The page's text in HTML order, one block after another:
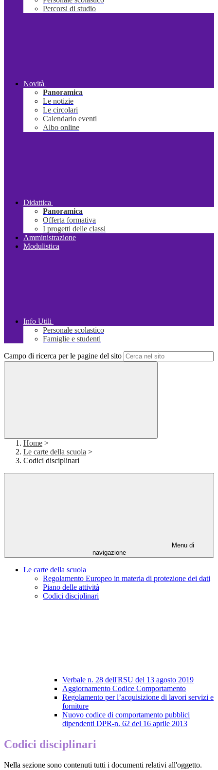
Percorsi di studio
Novità
Panoramica
Le notizie
Le circolari
Calendario eventi
Albo online
Didattica
Panoramica
Offerta formativa
I progetti delle classi
Amministrazione
Modulistica
Info Utili
Personale scolastico
Famiglie e studenti
Campo di ricerca per le pagine del sito
Home >
Le carte della scuola >
Codici disciplinari
Menu di
navigazione
Le carte della scuola
Regolamento Europeo in materia di protezione dei dati
Piano delle attività
Codici disciplinari
Verbale n. 28 dell'RSU del 13 agosto 2019
Aggiornamento Codice Comportamento
Regolamento per l’acquisizione di lavori servizi e
forniture
Nuovo codice di comportamento pubblici
dipendenti DPR-n. 62 del 16 aprile 2013
Codici disciplinari
Nella sezione sono contenuti tutti i documenti relativi all'oggetto.